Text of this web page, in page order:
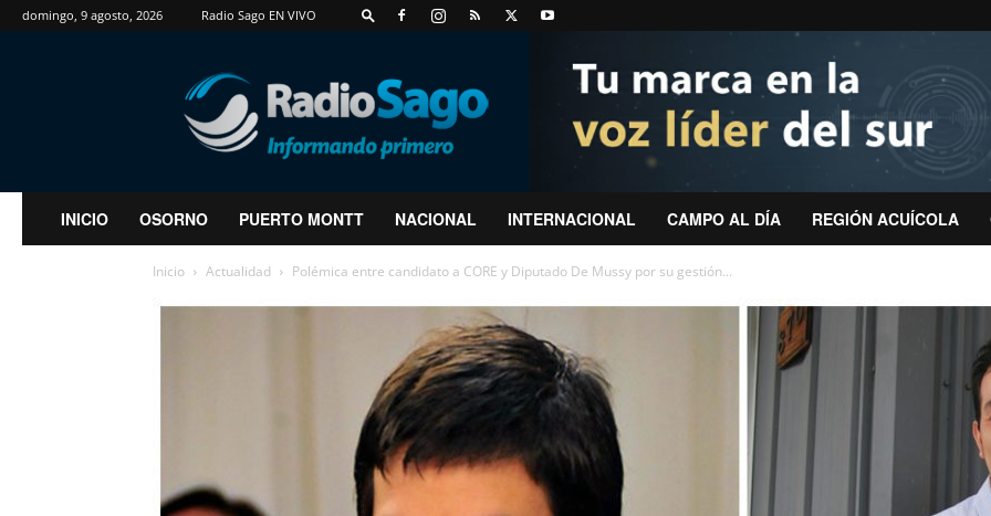
domingo, 9 agosto, 2026 Radio Sago EN VIVO
RadioSago
INICIO OSORNO PUERTO MONTT NACIONAL INTERNACIONAL CAMPO AL DÍA REGIÓN ACUÍCOLA
Inicio Actualidad Polémica entre candidato a CORE y Diputado De Mussy por su gestión...